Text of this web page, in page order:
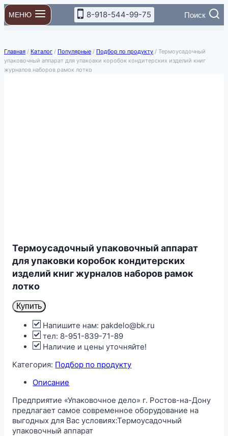
Перейти
к
содержимому
МЕНЮ 8-918-544-99-75 Поиск
Главная / Каталог / Популярные / Подбор по продукту / Термоусадочный
упаковочный аппарат для упаковки коробок кондитерских изделий книг
журналов наборов рамок лотко
Термоусадочный упаковочный аппарат
для упаковки коробок кондитерских
изделий книг журналов наборов рамок
лотко
Купить
Напишите нам: pakdelo@bk.ru
тел: 8-951-839-71-89
Наличие и цены уточняйте!
Категория: Подбор по продукту
Описание
Предприятие «Упаковочное дело» г. Ростов-на-Дону
предлагает самое современное оборудование на
выгодных для Вас условиях:Термоусадочный
упаковочный аппарат